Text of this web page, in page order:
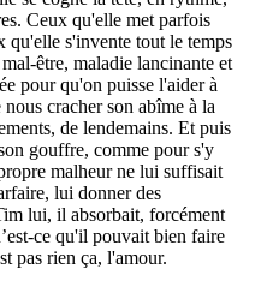
Ceux qu'elle met parfois
qu'elle s'invente tout le temps
être, maladie lancinante et
pour qu'on puisse l'aider à
cracher son abîme à la
de lendemains. Et puis
gouffre, comme pour s'y
malheur ne lui suffisait
lui donner des
lui, il absorbait, forcément
ce qu'il pouvait bien faire
pas rien ça, l'amour.